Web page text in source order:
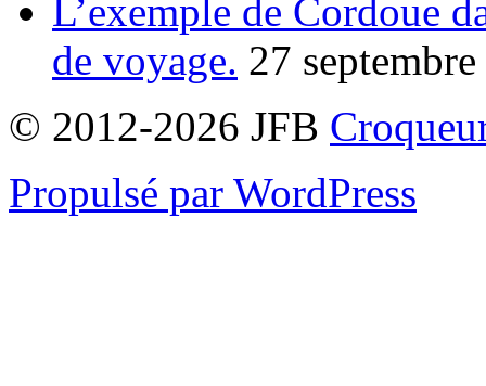
L’exemple de Cordoue
de voyage. 27
© 2012-2026 JFB
Propulsé par WordPress